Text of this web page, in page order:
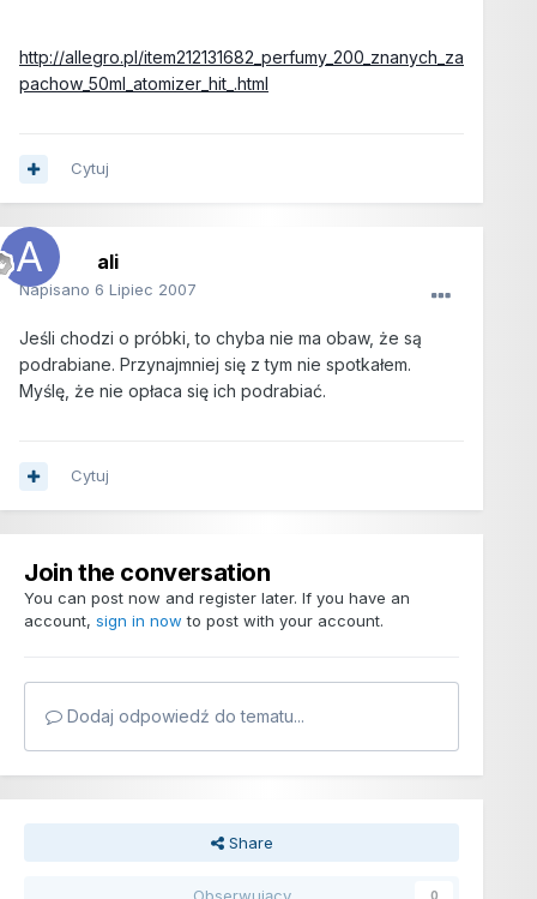
http://allegro.pl/item212131682_perfumy_200_znanych_za
pachow_50ml_atomizer_hit_.html
Cytuj
ali
Napisano 6 Lipiec 2007
Jeśli chodzi o próbki, to chyba nie ma obaw, że są
podrabiane. Przynajmniej się z tym nie spotkałem.
Myślę, że nie opłaca się ich podrabiać.
Cytuj
Join the conversation
You can post now and register later. If you have an
account, sign in now to post with your account.
Dodaj odpowiedź do tematu...
Share
0